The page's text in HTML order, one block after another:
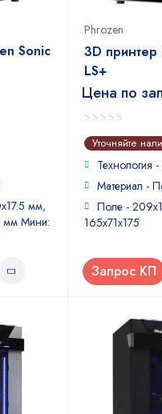
Sonic
мм,
мм Мини:
Phrozen
3D принтер
LS+
Цена по
0
out
of
Уточняйте
Технология
Материал -
Поле -
165x71x175
Запрос КП